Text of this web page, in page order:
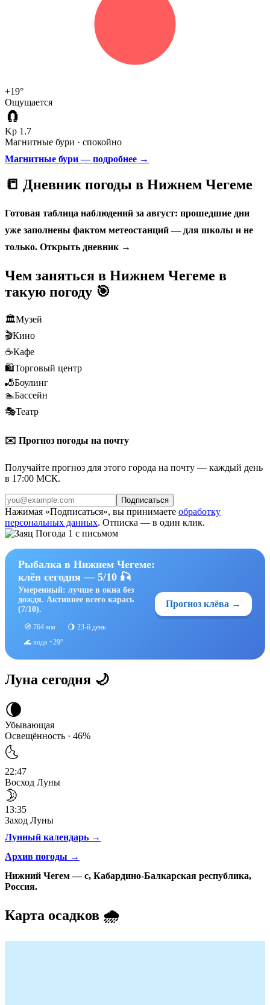
+19°
Ощущается
🧲
Kp 1.7
Магнитные бури · спокойно
Магнитные бури — подробнее →
📒 Дневник погоды в Нижнем Чегеме
Готовая таблица наблюдений за август: прошедшие дни
уже заполнены фактом метеостанций — для школы и не
только. Открыть дневник →
Чем заняться в Нижнем Чегеме в
такую погоду 🎯
🏛️Музей
🎬Кино
☕Кафе
🛍️Торговый центр
🎳Боулинг
🏊Бассейн
🎭Театр
✉️ Прогноз погоды на почту
Получайте прогноз для этого города на почту — каждый день
в 17:00 МСК.
Подписаться
Нажимая «Подписаться», вы принимаете обработку
персональных данных. Отписка — в один клик.
Рыбалка в Нижнем Чегеме:
клёв сегодня — 5/10 🎣
Умеренный: лучше в окна без
дождя. Активнее всего карась
(7/10).
🧭 764 мм
🌖 23-й день
🌊 вода +29°
Прогноз клёва →
Луна сегодня 🌙
🌘
Убывающая
Освещённость · 46%
🌜
22:47
Восход Луны
🌛
13:35
Заход Луны
Лунный календарь →
Архив погоды →
Нижний Чегем — с, Кабардино-Балкарская республика,
Россия.
Карта осадков 🌧️